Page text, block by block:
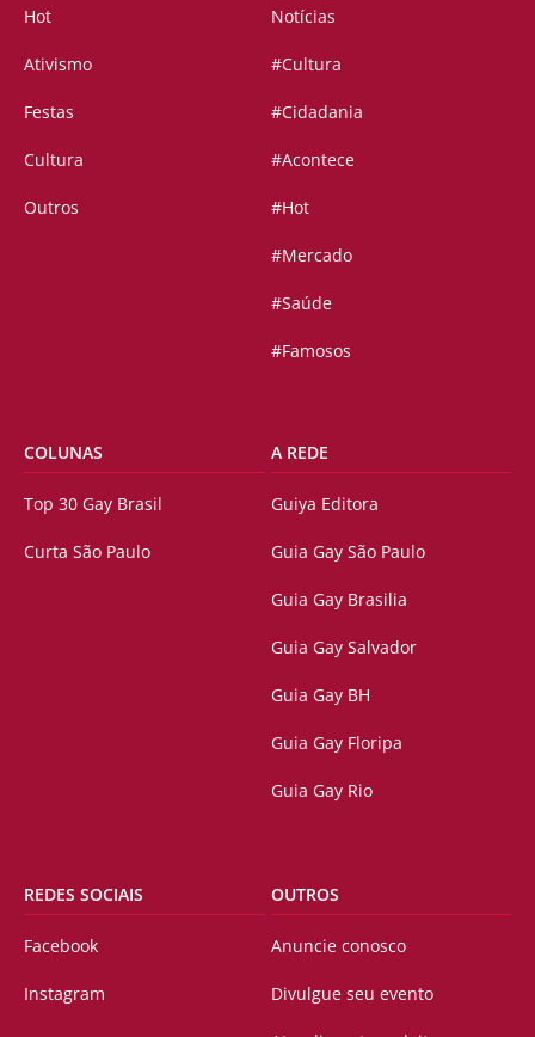
Hot
Ativismo
Festas
Cultura
Outros
Notícias
#Cultura
#Cidadania
#Acontece
#Hot
#Mercado
#Saúde
#Famosos
COLUNAS
Top 30 Gay Brasil
Curta São Paulo
A REDE
Guiya Editora
Guia Gay São Paulo
Guia Gay Brasilia
Guia Gay Salvador
Guia Gay BH
Guia Gay Floripa
Guia Gay Rio
REDES SOCIAIS
Facebook
Instagram
OUTROS
Anuncie conosco
Divulgue seu evento